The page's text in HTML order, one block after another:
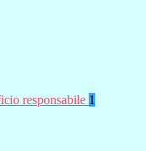
responsabile 1